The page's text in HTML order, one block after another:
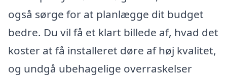
også sørge for at planlægge dit budget
bedre. Du vil få et klart billede af, hvad det
koster at få installeret døre af høj kvalitet,
og undgå ubehagelige overraskelser